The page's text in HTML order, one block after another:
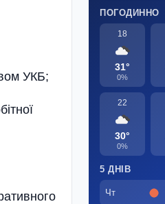
УКБ;
ПОГОДИННО
18
31°
0%
22
30°
0%
5 ДНІВ
Чт